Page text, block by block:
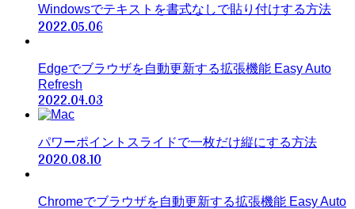
Windowsでテキストを書式なしで貼り付けする方法
2022.05.06
Edgeでブラウザを自動更新する拡張機能 Easy Auto
Refresh
2022.04.03
パワーポイントスライドで一枚だけ縦にする方法
2020.08.10
Chromeでブラウザを自動更新する拡張機能 Easy Auto